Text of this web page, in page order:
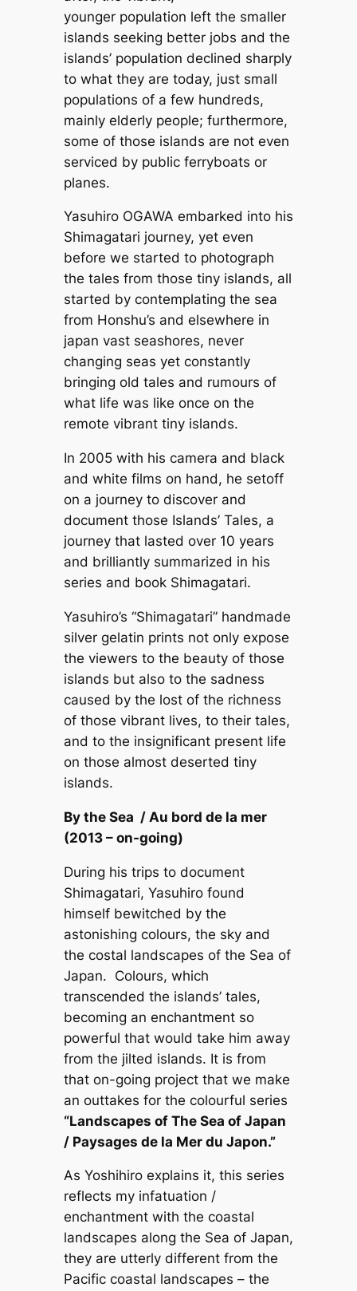
younger population left the smaller
islands seeking better jobs and the
islands’ population declined sharply
to what they are today, just small
populations of a few hundreds,
mainly elderly people; furthermore,
some of those islands are not even
serviced by public ferryboats or
planes.
Yasuhiro OGAWA embarked into his
Shimagatari journey, yet even
before we started to photograph
the tales from those tiny islands, all
started by contemplating the sea
from Honshu’s and elsewhere in
japan vast seashores, never
changing seas yet constantly
bringing old tales and rumours of
what life was like once on the
remote vibrant tiny islands.
In 2005 with his camera and black
and white films on hand, he setoff
on a journey to discover and
document those Islands’ Tales, a
journey that lasted over 10 years
and brilliantly summarized in his
series and book Shimagatari.
Yasuhiro’s “Shimagatari” handmade
silver gelatin prints not only expose
the viewers to the beauty of those
islands but also to the sadness
caused by the lost of the richness
of those vibrant lives, to their tales,
and to the insignificant present life
on those almost deserted tiny
islands.
By the Sea / Au bord de la mer
(2013 – on-going)
During his trips to document
Shimagatari, Yasuhiro found
himself bewitched by the
astonishing colours, the sky and
the costal landscapes of the Sea of
Japan. Colours, which
transcended the islands’ tales,
becoming an enchantment so
powerful that would take him away
from the jilted islands. It is from
that on-going project that we make
an outtakes for the colourful series
“Landscapes of The Sea of Japan
/ Paysages de la Mer du Japon.”
As Yoshihiro explains it, this series
reflects my infatuation /
enchantment with the coastal
landscapes along the Sea of Japan,
they are utterly different from the
Pacific coastal landscapes – the